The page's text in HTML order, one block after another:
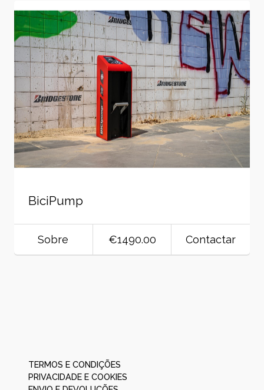
BiciPump
Sobre €1490.00 Contactar
TERMOS E CONDIÇÕES
PRIVACIDADE E COOKIES